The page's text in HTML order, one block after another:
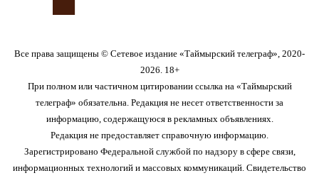
Все права защищены © Сетевое издание «Таймырский телеграф», 2020-
2026. 18+
При полном или частичном цитировании ссылка на «Таймырский
телеграф» обязательна. Редакция не несет ответственности за
информацию, содержащуюся в рекламных объявлениях.
Редакция не предоставляет справочную информацию.
Зарегистрировано Федеральной службой по надзору в сфере связи,
информационных технологий и массовых коммуникаций. Свидетельство